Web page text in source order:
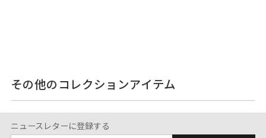
その他のコレクションアイテム
ニュースレターに登録する